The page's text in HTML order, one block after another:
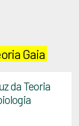
Gaia
da Teoria